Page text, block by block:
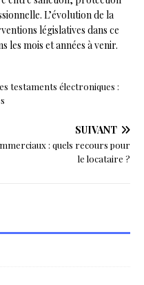
L’évolution de la
législatives dans ce
les mois et années à venir.
testaments électroniques :
SUIVANT
: quels recours pour
le locataire ?